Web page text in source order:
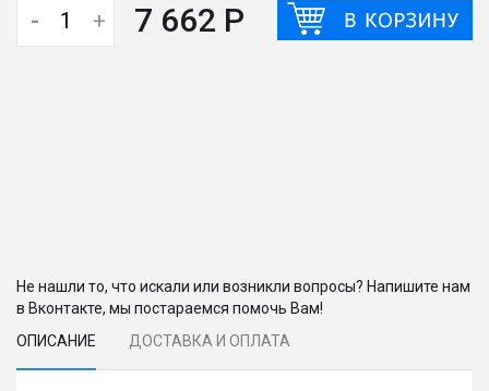
- + 7 662 Р
Не нашли то, что искали или возникли вопросы? Напишите нам
в Вконтакте, мы постараемся помочь Вам!
ОПИСАНИЕ
ДОСТАВКА И ОПЛАТА